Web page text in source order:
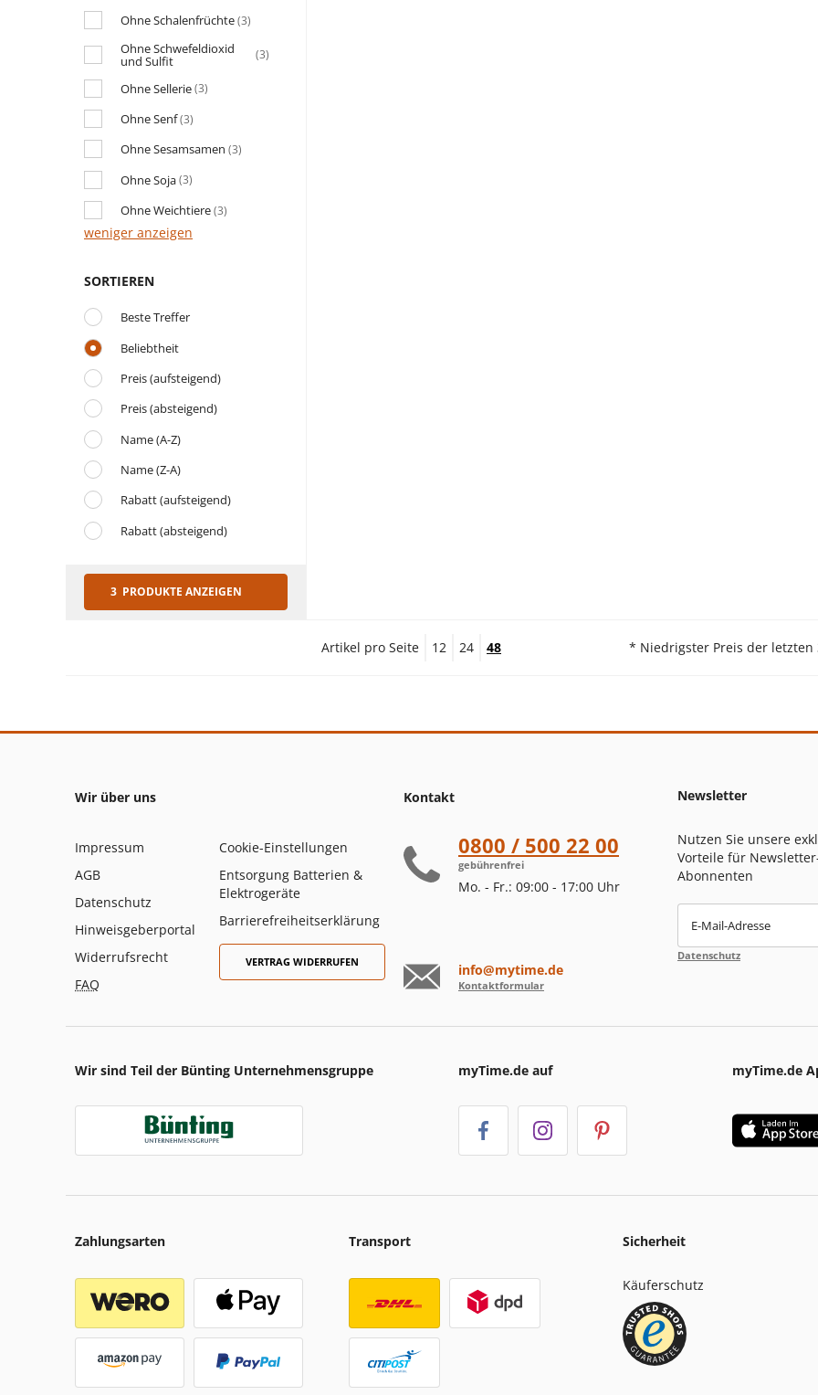
Ohne Schalenfrüchte(3)
Ohne Schwefeldioxid
und Sulfit (3)
Ohne Sellerie(3)
Ohne Senf(3)
Ohne Sesamsamen (3)
Ohne Soja(3)
Ohne Weichtiere(3)
weniger anzeigen
SORTIEREN
Beste Treffer
Beliebtheit
Preis (aufsteigend)
Preis (absteigend)
Name (A-Z)
Name (Z-A)
Rabatt (aufsteigend)
Rabatt (absteigend)
3 PRODUKTE ANZEIGEN
Artikel pro Seite 12 24 48 * Niedrigster Preis der letzten
Wir über uns
Impressum
AGB
Datenschutz
Hinweisgeberportal
Widerrufsrecht
FAQ
Cookie-Einstellungen
Entsorgung Batterien &
Elektrogeräte
Barrierefreiheitserklärung
VERTRAG WIDERRUFEN
Kontakt
0800 / 500 22 00
gebührenfrei
Mo. - Fr.: 09:00 - 17:00 Uhr
info@mytime.de
Kontaktformular
Newsletter
Nutzen Sie unsere
Vorteile für
Abonnenten
E-Mail-Adresse
Datenschutz
Wir sind Teil der Bünting Unternehmensgruppe myTime.de auf myTime.de
Zahlungsarten Transport Sicherheit
Käuferschutz